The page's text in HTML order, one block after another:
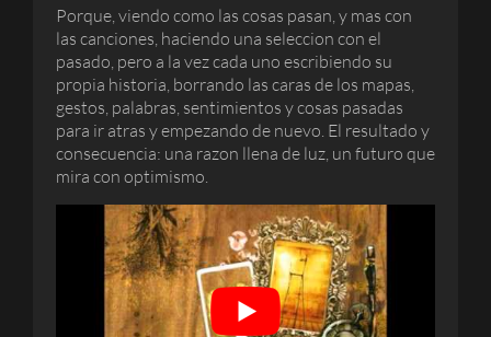
Porque, viendo como las cosas pasan, y mas con
las canciones, haciendo una seleccion con el
pasado, pero a la vez cada uno escribiendo su
propia historia, borrando las caras de los mapas,
gestos, palabras, sentimientos y cosas pasadas
para ir atras y empezando de nuevo. El resultado y
consecuencia: una razon llena de luz, un futuro que
mira con optimismo.